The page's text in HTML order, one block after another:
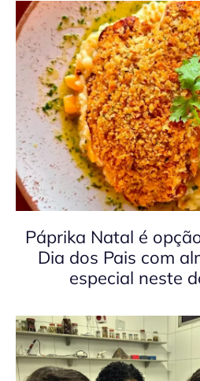
Páprika Natal é
Dia dos Pais com
especial neste